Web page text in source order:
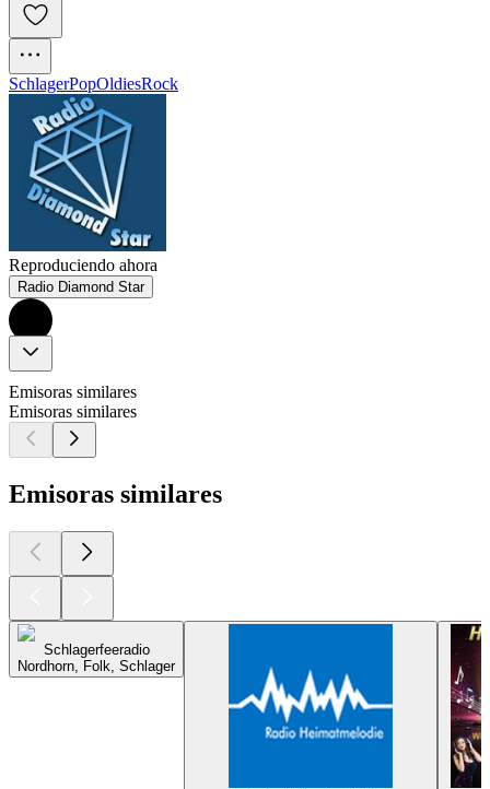
SchlagerPopOldiesRock
Reproduciendo ahora
Radio Diamond Star
Emisoras similares
Emisoras similares
Emisoras similares
Schlagerfeeradio
Nordhorn, Folk, Schlager